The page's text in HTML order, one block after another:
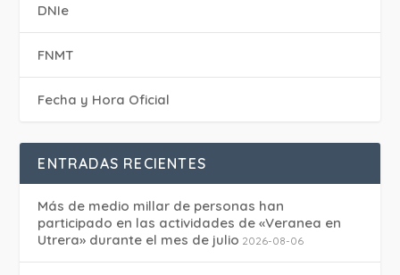
DNIe
FNMT
Fecha y Hora Oficial
ENTRADAS RECIENTES
Más de medio millar de personas han
participado en las actividades de «Veranea en
Utrera» durante el mes de julio 2026-08-06